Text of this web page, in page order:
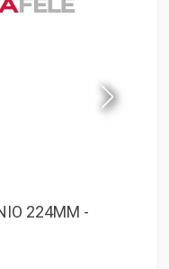
224MM -